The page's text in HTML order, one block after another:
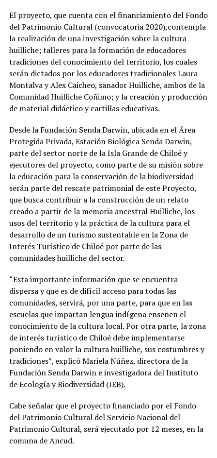
El proyecto, que cuenta con el financiamiento del Fondo
del Patrimonio Cultural (convocatoria 2020),contempla
la realización de una investigación sobre la cultura
huilliche; talleres para la formación de educadores
tradiciones del conocimiento del territorio, los cuales
serán dictados por los educadores tradicionales Laura
Montalva y Alex Caicheo, sanador Huilliche, ambos de la
Comunidad Huilliche Coñimo; y la creación y producción
de material didáctico y cartillas educativas.
Desde la Fundación Senda Darwin, ubicada en el Área
Protegida Privada, Estación Biológica Senda Darwin,
parte del sector norte de la Isla Grande de Chiloé y
ejecutores del proyecto, como parte de su misión sobre
la educación para la conservación de la biodiversidad
serán parte del rescate patrimonial de este Proyecto,
que busca contribuir a la construcción de un relato
creado a partir de la memoria ancestral Huilliche, los
usos del territorio y la práctica de la cultura para el
desarrollo de un turismo sustentable en la Zona de
Interés Turístico de Chiloé por parte de las
comunidades huilliche del sector.
“Esta importante información que se encuentra
dispersa y que es de difícil acceso para todas las
comunidades, servirá, por una parte, para que en las
escuelas que impartan lengua indígena enseñen el
conocimiento de la cultura local. Por otra parte, la zona
de interés turístico de Chiloé debe implementarse
poniendo en valor la cultura huilliche, sus costumbres y
tradiciones”, explicó Mariela Núñez, directora de la
Fundación Senda Darwin e investigadora del Instituto
de Ecología y Biodiversidad (IEB).
Cabe señalar que el proyecto financiado por el Fondo
del Patrimonio Cultural del Servicio Nacional del
Patrimonio Cultural, será ejecutado por 12 meses, en la
comuna de Ancud.